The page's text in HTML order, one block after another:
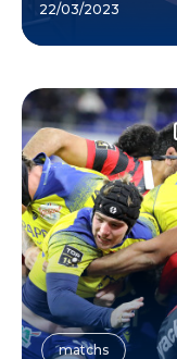
22/03/2023
matchs